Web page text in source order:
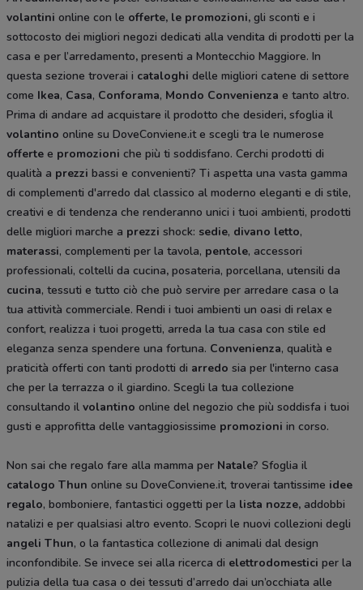
volantini online con le offerte, le promozioni, gli sconti e i
sottocosto dei migliori negozi dedicati alla vendita di prodotti per la
casa e per l’arredamento, presenti a Montecchio Maggiore. In
questa sezione troverai i cataloghi delle migliori catene di settore
come Ikea, Casa, Conforama, Mondo Convenienza e tanto altro.
Prima di andare ad acquistare il prodotto che desideri, sfoglia il
volantino online su DoveConviene.it e scegli tra le numerose
offerte e promozioni che più ti soddisfano. Cerchi prodotti di
qualità a prezzi bassi e convenienti? Ti aspetta una vasta gamma
di complementi d'arredo dal classico al moderno eleganti e di stile,
creativi e di tendenza che renderanno unici i tuoi ambienti, prodotti
delle migliori marche a prezzi shock: sedie, divano letto,
materassi, complementi per la tavola, pentole, accessori
professionali, coltelli da cucina, posateria, porcellana, utensili da
cucina, tessuti e tutto ciò che può servire per arredare casa o la
tua attività commerciale. Rendi i tuoi ambienti un oasi di relax e
confort, realizza i tuoi progetti, arreda la tua casa con stile ed
eleganza senza spendere una fortuna. Convenienza, qualità e
praticità offerti con tanti prodotti di arredo sia per l'interno casa
che per la terrazza o il giardino. Scegli la tua collezione
consultando il volantino online del negozio che più soddisfa i tuoi
gusti e approfitta delle vantaggiosissime promozioni in corso.
Non sai che regalo fare alla mamma per Natale? Sfoglia il
catalogo Thun online su DoveConviene.it, troverai tantissime idee
regalo, bomboniere, fantastici oggetti per la lista nozze, addobbi
natalizi e per qualsiasi altro evento. Scopri le nuovi collezioni degli
angeli Thun, o la fantastica collezione di animali dal design
inconfondibile. Se invece sei alla ricerca di elettrodomestici per la
pulizia della tua casa o dei tessuti d’arredo dai un’occhiata alle